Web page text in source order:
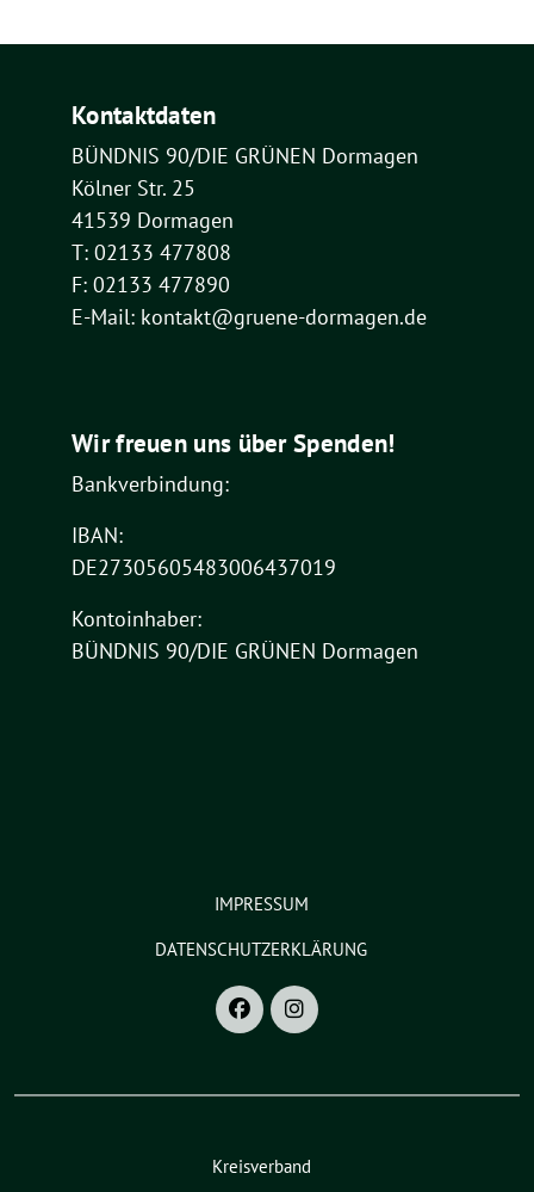
Kontaktdaten
BÜNDNIS 90/DIE GRÜNEN Dormagen
Kölner Str. 25
41539 Dormagen
T: 02133 477808
F: 02133 477890
E-Mail: kontakt@gruene-dormagen.de
Wir freuen uns über Spenden!
Bankverbindung:
IBAN:
DE27305605483006437019
Kontoinhaber:
BÜNDNIS 90/DIE GRÜNEN Dormagen
IMPRESSUM
DATENSCHUTZERKLÄRUNG
Kreisverband